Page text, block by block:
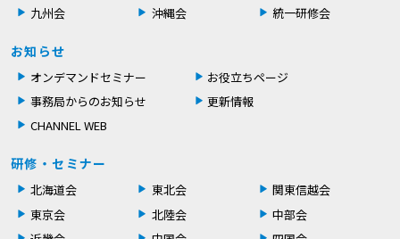
九州会
沖縄会 統一研修会
お知らせ
オンデマンドセミナー
お役立ちページ
事務局からのお知らせ
更新情報
CHANNEL WEB
研修・セミナー
北海道会 東北会
関東信越会
東京会
北陸会
中部会